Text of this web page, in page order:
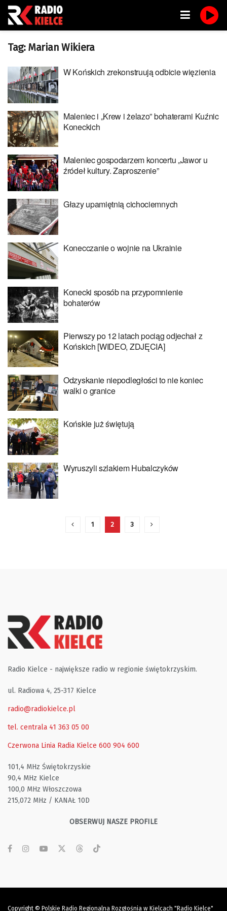
Tag: Marian Wikiera
W Końskich zrekonstruują odbicie więzienia
Maleniec i „Krew i żelazo” bohaterami Kuźnic
Koneckich
Maleniec gospodarzem koncertu „Jawor u
źródeł kultury. Zaproszenie”
Głazy upamiętnią cichociemnych
Konecczanie o wojnie na Ukrainie
Konecki sposób na przypomnienie
bohaterów
Pierwszy po 12 latach pociąg odjechał z
Końskich [WIDEO, ZDJĘCIA]
Odzyskanie niepodległości to nie koniec
walki o granice
Końskie już świętują
Wyruszyli szlakiem Hubalczyków
1 2 3
Radio Kielce - największe radio w regionie świętokrzyskim.
ul. Radiowa 4, 25-317 Kielce
radio@radiokielce.pl
tel. centrala 41 363 05 00
Czerwona Linia Radia Kielce 600 904 600
101,4 MHz Świętokrzyskie
90,4 MHz Kielce
100,0 MHz Włoszczowa
215,072 MHz / KANAŁ 10D
OBSERWUJ NASZE PROFILE
Copyright © Polskie Radio Regionalna Rozgłośnia w Kielcach "Radio Kielce"